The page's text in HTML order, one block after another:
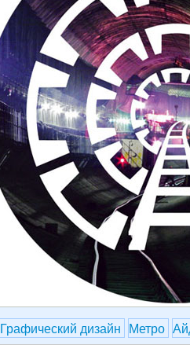
Графический дизайн Метро